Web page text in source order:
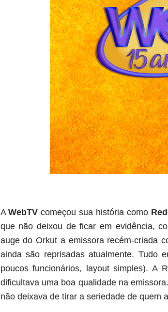
AWebTV começou sua história como
que não deixou de ficar em evidência,
auge do Orkut a emissora recém-criada
ainda são reprisadas atualmente. Tudo
poucos funcionários, layout simples). A
dificultava uma boa qualidade na
não deixava de tirar a seriedade de quem